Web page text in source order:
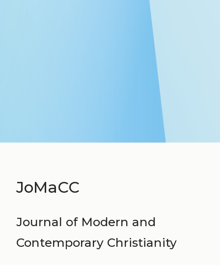
JoMaCC
Journal of Modern and
Contemporary Christianity